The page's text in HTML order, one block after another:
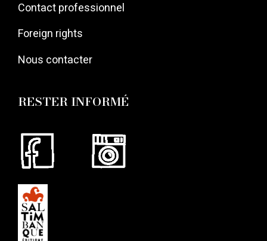
Contact professionnel
Foreign rights
Nous contacter
RESTER INFORMÉ